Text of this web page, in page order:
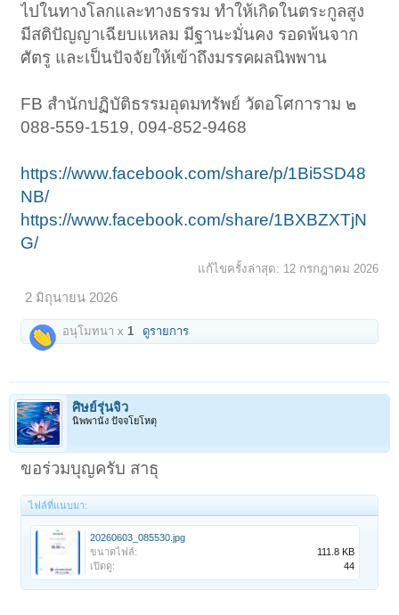
ไปในทางโลกและทางธรรม ทำให้เกิดในตระกูลสูง
มีสติปัญญาเฉียบแหลม มีฐานะมั่นคง รอดพ้นจาก
ศัตรู และเป็นปัจจัยให้เข้าถึงมรรคผลนิพพาน
FB สำนักปฏิบัติธรรมอุดมทรัพย์ วัดอโศการาม ๒
088-559-1519, 094-852-9468
https://www.facebook.com/share/p/1Bi5SD48
NB/
https://www.facebook.com/share/1BXBZXTjN
G/
แก้ไขครั้งล่าสุด: 12 กรกฎาคม 2026
2 มิถุนายน 2026
อนุโมทนา x 1 ดูรายการ
ศิษย์รุ่นจิ๋ว
นิพพานัง ปัจจโยโหตุ
ขอร่วมบุญครับ สาธุ
ไฟล์ที่แนบมา:
20260603_085530.jpg
ขนาดไฟล์:
111.8 KB
เปิดดู:
44